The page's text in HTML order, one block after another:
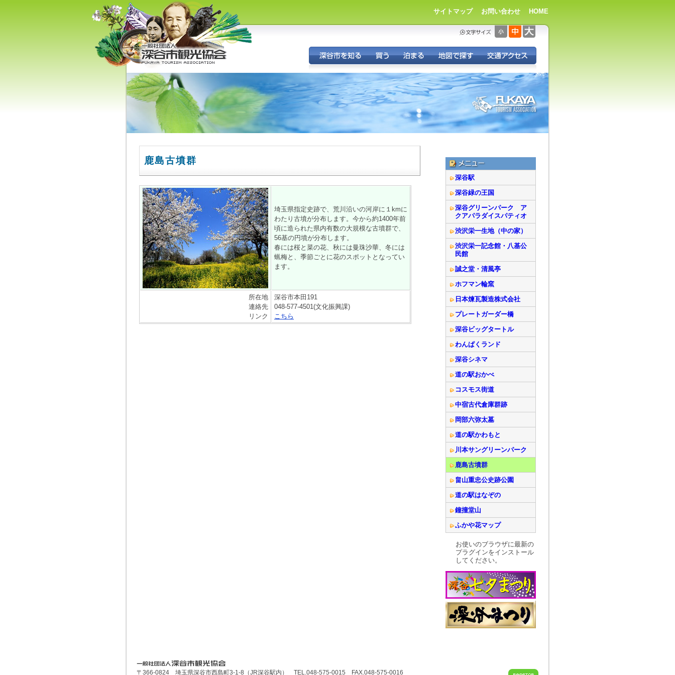
（旧深谷市・岡部町・花園町・
川本町）の観光情報
サイトマップ お問い合わせ HOME
鹿島古墳群
埼玉県指定史跡で、荒川沿いの河岸に１kmに
わたり古墳が分布します。今から約1400年前
頃に造られた県内有数の大規模な古墳群で、
56基の円墳が分布します。
春には桜と菜の花、秋には曼珠沙華、冬には
蝋梅と、季節ごとに花のスポットとなってい
ます。
所在地
連絡先
リンク
深谷市本田191
048-577-4501(文化振興課)
こちら
深谷駅
深谷緑の王国
深谷グリーンパーク ア
クアパラダイスパティオ
渋沢栄一生地（中の家）
渋沢栄一記念館・八基公
民館
誠之堂・清風亭
ホフマン輪窯
日本煉瓦製造株式会社
プレートガーダー橋
深谷ビッグタートル
わんぱくランド
深谷シネマ
道の駅おかべ
コスモス街道
中宿古代倉庫群跡
岡部六弥太墓
道の駅かわもと
川本サングリーンパーク
鹿島古墳群
畠山重忠公史跡公園
道の駅はなぞの
鐘撞堂山
ふかや花マップ
お使いのブラウザに最新の
プラグインをインストール
してください。
深谷市観光協会
〒366-0824 埼玉県深谷市西島町3-1-8（JR深谷駅内） TEL.048-575-0015 FAX.048-575-0016